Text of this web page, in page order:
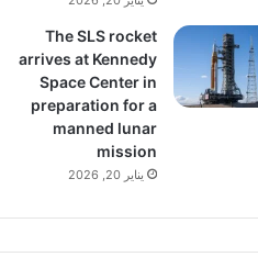
The SLS rocket
arrives at Kennedy
Space Center in
preparation for a
manned lunar
mission
يناير 20, 2026